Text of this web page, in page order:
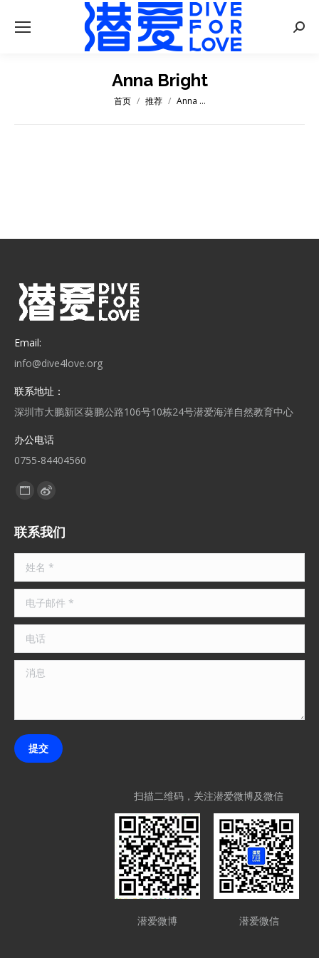
Anna Bright
您在这里：
首页 推荐 Anna …
Email:
info@dive4love.org
联系地址：
深圳市大鹏新区葵鹏公路106号10栋24号潜爱海洋自然教育中心
办公电话
0755-84404560
找到我们：
Website
opens
in
new
window
Weibo
opens
in
window
联系我们
姓名 *
电子邮件 *
电话
消息
提交
扫描二维码，关注潜爱微博及微信
潜爱微博 潜爱微信